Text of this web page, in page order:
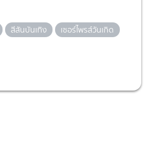
สีสันบันเทิง
เซอร์ไพรส์วันเกิด